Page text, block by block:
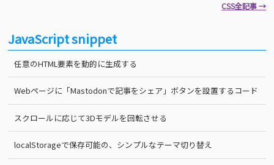
CSS全記事 →
JavaScript snippet
任意のHTML要素を動的に生成する
Webページに「Mastodonで記事をシェア」ボタンを設置するコード
スクロールに応じて3Dモデルを回転させる
localStorageで保存可能の、シンプルなテーマ切り替え